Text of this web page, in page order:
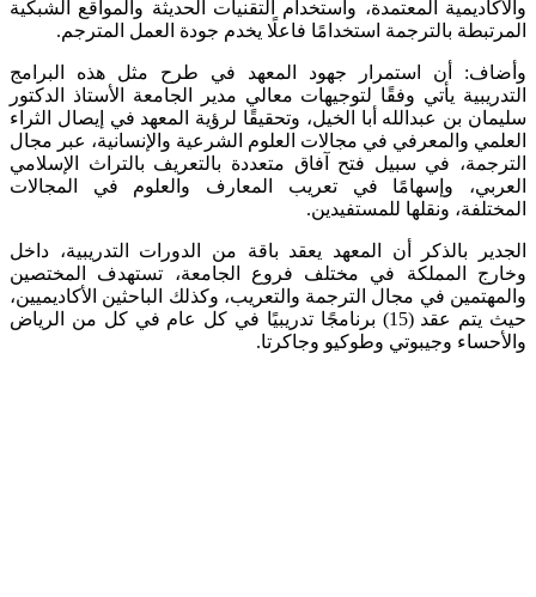
والأكاديمية المعتمدة، واستخدام التقنيات الحديثة والمواقع الشبكية
المرتبطة بالترجمة استخدامًا فاعلًا يخدم جودة العمل المترجم.
وأضاف: أن استمرار جهود المعهد في طرح مثل هذه البرامج
التدريبية يأتي وفقًا لتوجيهات معالي مدير الجامعة الأستاذ الدكتور
سليمان بن عبدالله أبا الخيل، وتحقيقًا لرؤية المعهد في إيصال الثراء
العلمي والمعرفي في مجالات العلوم الشرعية والإنسانية، عبر مجال
الترجمة، في سبيل فتح آفاق متعددة بالتعريف بالتراث الإسلامي
العربي، وإسهامًا في تعريب المعارف والعلوم في المجالات
المختلفة، ونقلها للمستفيدين.
الجدير بالذكر أن المعهد يعقد باقة من الدورات التدريبية، داخل
وخارج المملكة في مختلف فروع الجامعة، تستهدف المختصين
والمهتمين في مجال الترجمة والتعريب، وكذلك الباحثين الأكاديميين،
حيث يتم عقد (15) برنامجًا تدريبيًا في كل عام في كل من الرياض
والأحساء وجيبوتي وطوكيو وجاكرتا.​